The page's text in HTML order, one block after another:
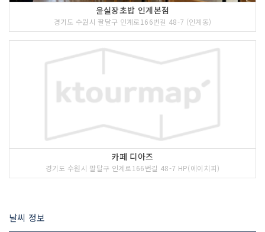
윤실장초밥 인계본점
경기도 수원시 팔달구 인계로166번길 48-7 (인계동)
카페 디아즈
경기도 수원시 팔달구 인계로166번길 48-7 HP(에이치피)
날씨 정보